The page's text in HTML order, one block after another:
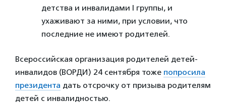
детства и инвалидами I группы, и
ухаживают за ними, при условии, что
последние не имеют родителей.
Всероссийская организация родителей детей-
инвалидов (ВОРДИ) 24 сентября тоже попросила
президента дать отсрочку от призыва родителям
детей с инвалидностью.